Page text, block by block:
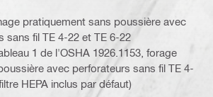
pratiquement sans poussière avec
sans fil TE 4-22 et TE 6-22
1 de l'OSHA 1926.1153, forage
avec perforateurs sans fil TE 4-
HEPA inclus par défaut)